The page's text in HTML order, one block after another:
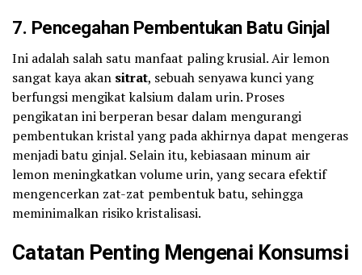
7. Pencegahan Pembentukan Batu Ginjal
Ini adalah salah satu manfaat paling krusial. Air lemon
sangat kaya akan sitrat, sebuah senyawa kunci yang
berfungsi mengikat kalsium dalam urin. Proses
pengikatan ini berperan besar dalam mengurangi
pembentukan kristal yang pada akhirnya dapat mengeras
menjadi batu ginjal. Selain itu, kebiasaan minum air
lemon meningkatkan volume urin, yang secara efektif
mengencerkan zat-zat pembentuk batu, sehingga
meminimalkan risiko kristalisasi.
Catatan Penting Mengenai Konsumsi